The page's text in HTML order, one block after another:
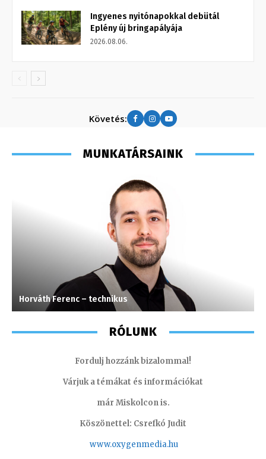
Ingyenes nyitónapokkal debütál
Eplény új bringapályája
2026.08.06.
Követés:
MUNKATÁRSAINK
Horváth Ferenc – technikus
RÓLUNK
Fordulj hozzánk bizalommal!
Várjuk a témákat és információkat
már Miskolcon is.
Köszönettel: Csrefkó Judit
www.oxygenmedia.hu